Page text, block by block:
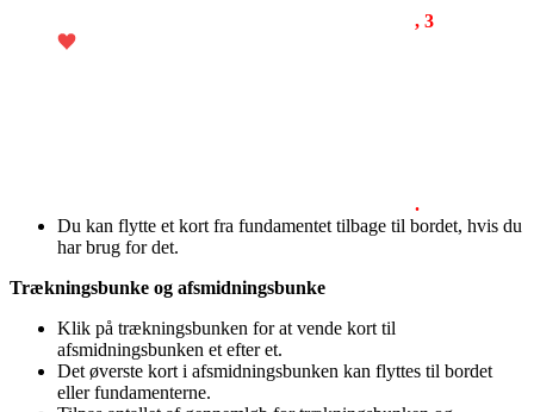
, 3
.
Du kan flytte et kort fra fundamentet tilbage til bordet, hvis du
har brug for det.
Trækningsbunke og afsmidningsbunke
Klik på trækningsbunken for at vende kort til
afsmidningsbunken et efter et.
Det øverste kort i afsmidningsbunken kan flyttes til bordet
eller fundamenterne.